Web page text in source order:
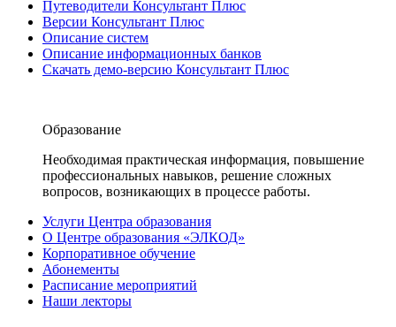
Путеводители Консультант Плюс
Версии Консультант Плюс
Описание систем
Описание информационных банков
Скачать демо-версию Консультант Плюс
Образование
Необходимая практическая информация, повышение
профессиональных навыков, решение сложных
вопросов, возникающих в процессе работы.
Услуги Центра образования
О Центре образования «ЭЛКОД»
Корпоративное обучение
Абонементы
Расписание мероприятий
Наши лекторы